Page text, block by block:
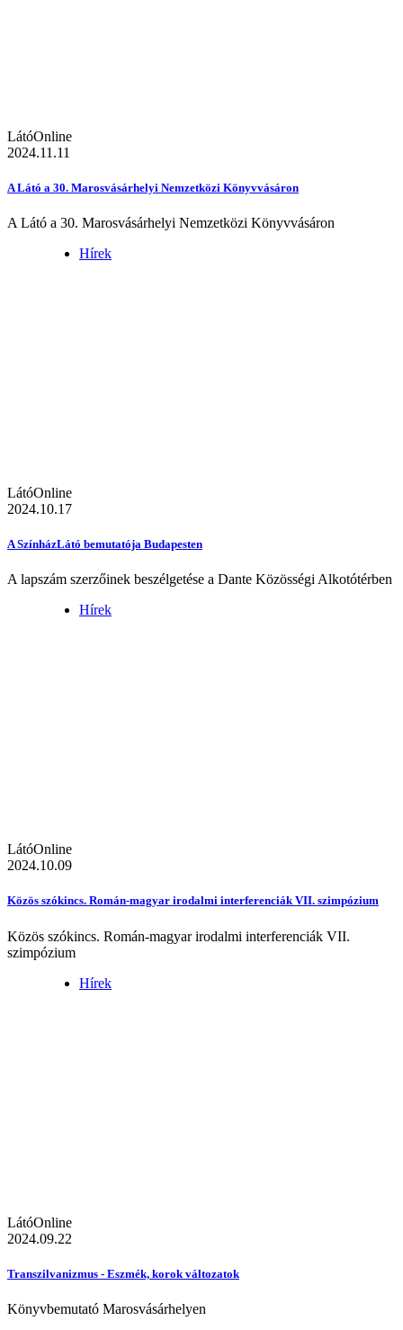
LátóOnline
2024.11.11
A Látó a 30. Marosvásárhelyi Nemzetközi Könyvvásáron
A Látó a 30. Marosvásárhelyi Nemzetközi Könyvvásáron
Hírek
LátóOnline
2024.10.17
A SzínházLátó bemutatója Budapesten
A lapszám szerzőinek beszélgetése a Dante Közösségi Alkotótérben
Hírek
LátóOnline
2024.10.09
Közös szókincs. Román-magyar irodalmi interferenciák VII. szimpózium
Közös szókincs. Román-magyar irodalmi interferenciák VII.
szimpózium
Hírek
LátóOnline
2024.09.22
Transzilvanizmus - Eszmék, korok változatok
Könyvbemutató Marosvásárhelyen